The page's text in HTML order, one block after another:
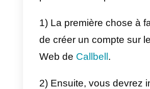
fonctionnel.
Telegram est un